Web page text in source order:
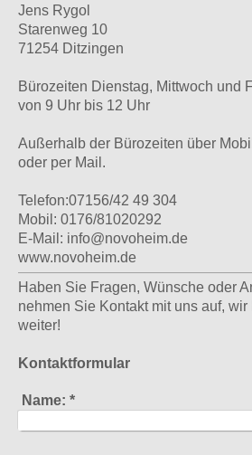
Jens Rygol
Starenweg 10
71254 Ditzingen
Bürozeiten Dienstag, Mittwoch und
von 9 Uhr bis 12 Uhr
Außerhalb der Bürozeiten über
oder per Mail.
Telefon:07156/42 49 304
Mobil: 0176/81020292
E-Mail: info@novoheim.de
www.novoheim.de
Haben Sie Fragen, Wünsche oder
nehmen Sie Kontakt mit uns auf,
weiter!
Kontaktformular
Name: *